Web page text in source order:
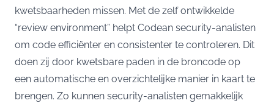
kwetsbaarheden missen. Met de zelf ontwikkelde
“review environment” helpt Codean security-analisten
om code efficiënter en consistenter te controleren. Dit
doen zij door kwetsbare paden in de broncode op
een automatische en overzichtelijke manier in kaart te
brengen. Zo kunnen security-analisten gemakkelijk